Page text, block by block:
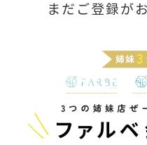
まだご登録が